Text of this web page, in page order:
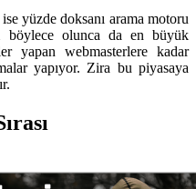
yüzde doksanı arama motoru
böylece olunca da en büyük
yapan webmasterlere kadar
yapıyor. Zira bu piyasaya